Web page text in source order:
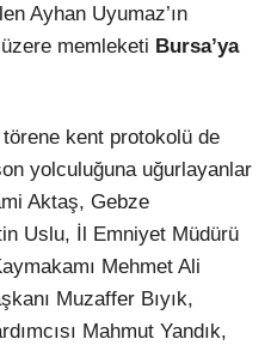
Ayhan Uyumaz’ın
memleketi Bursa’ya
törene kent protokolü de
yolculuğuna uğurlayanlar
Aktaş, Gebze
Uslu, İl Emniyet Müdürü
Mehmet Ali
Muzaffer Bıyık,
Mahmut Yandık,